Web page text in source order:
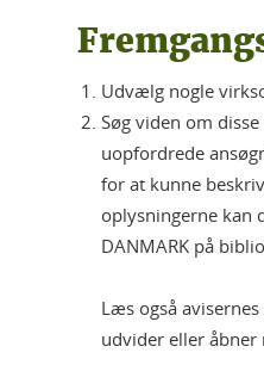
Udvælg nogle
Søg viden om
uopfordrede
for at kunne
oplysningerne kan
DANMARK på
Læs også
udvider eller åbner